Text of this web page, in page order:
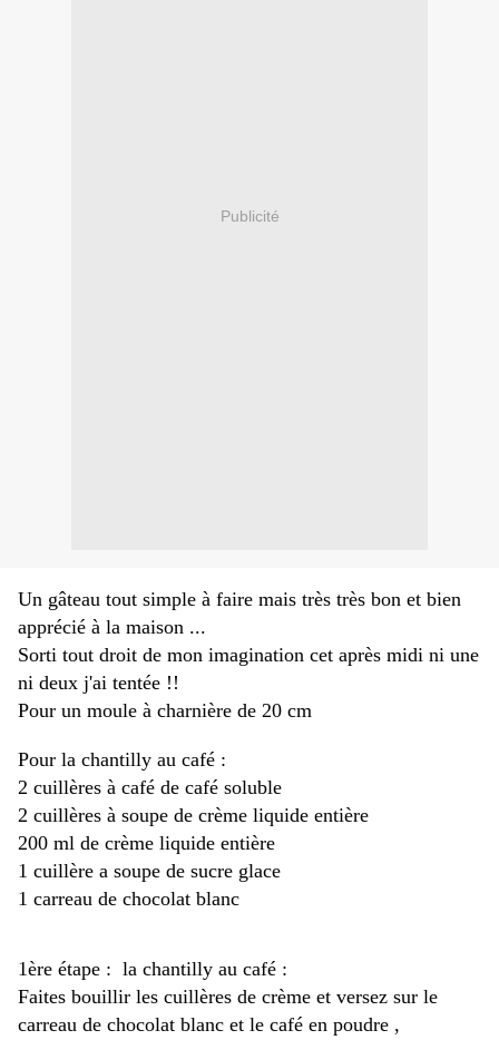
Publicité
Un gâteau tout simple à faire mais très très bon et bien
apprécié à la maison ...
Sorti tout droit de mon imagination cet après midi ni une
ni deux j'ai tentée !!
Pour un moule à charnière de 20 cm
Pour la chantilly au café :
2 cuillères à café de café soluble
2 cuillères à soupe de crème liquide entière
200 ml de crème liquide entière
1 cuillère a soupe de sucre glace
1 carreau de chocolat blanc
1ère étape : la chantilly au café :
Faites bouillir les cuillères de crème et versez sur le
carreau de chocolat blanc et le café en poudre ,